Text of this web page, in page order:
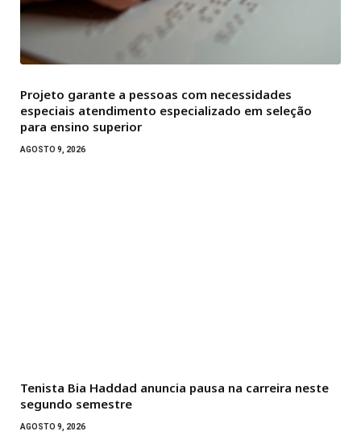
Projeto garante a pessoas com necessidades
especiais atendimento especializado em seleção
para ensino superior
AGOSTO 9, 2026
Tenista Bia Haddad anuncia pausa na carreira neste
segundo semestre
AGOSTO 9, 2026